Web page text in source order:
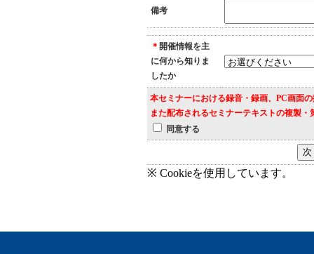
備考
＊ 開催情報を主
に何から知りま
したか
本セミナーにおける録音・録画、PC画面
また配布されるセミナーテキストの複製
同意する
※ Cookieを使用しています。